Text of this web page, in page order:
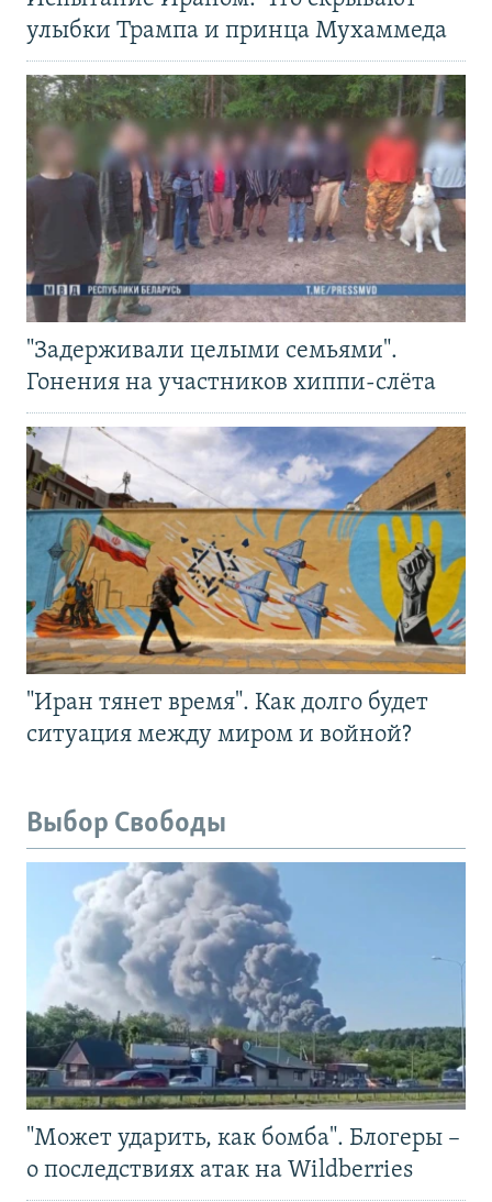
улыбки Трампа и принца Мухаммеда
"Задерживали целыми семьями".
Гонения на участников хиппи-слёта
"Иран тянет время". Как долго будет
ситуация между миром и войной?
Выбор Свободы
"Может ударить, как бомба". Блогеры –
о последствиях атак на Wildberries